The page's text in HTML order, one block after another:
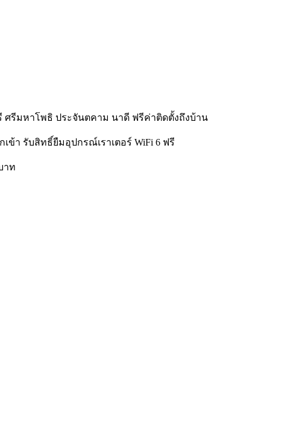
ศรีมหาโพธิ ประจันตคาม นาดี ฟรีค่าติดตั้งถึงบ้าน
เข้า รับสิทธิ์ยืมอุปกรณ์เราเตอร์ WiFi 6 ฟรี
าท